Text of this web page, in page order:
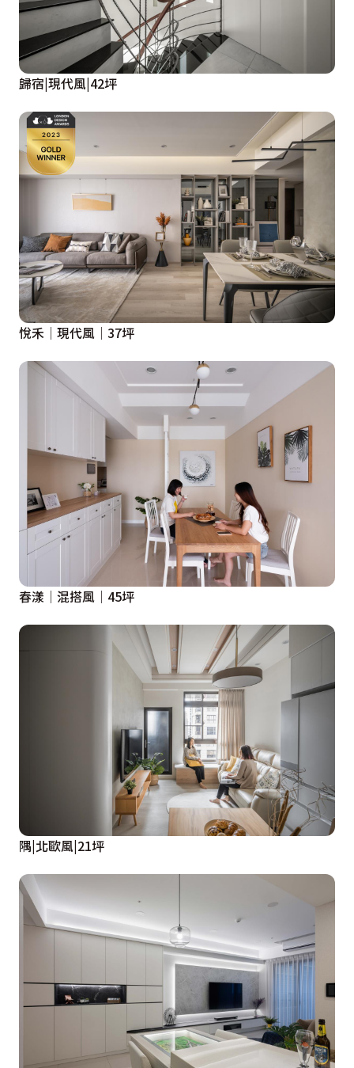
歸宿|現代風|42坪
悅禾│現代風│37坪
春漾│混搭風│45坪
隅|北歐風|21坪